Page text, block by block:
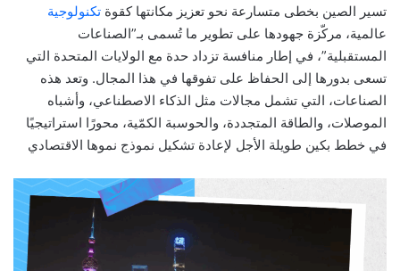
تسير الصين بخطى متسارعة نحو تعزيز مكانتها كقوة تكنولوجية
عالمية، مركّزة جهودها على تطوير ما تُسمى بـ”الصناعات
المستقبلية”، في إطار منافسة تزداد حدة مع الولايات المتحدة التي
تسعى بدورها إلى الحفاظ على تفوقها في هذا المجال. وتعد هذه
الصناعات، التي تشمل مجالات مثل الذكاء الاصطناعي، وأشباه
الموصلات، والطاقة المتجددة، والحوسبة الكمّية، محورًا استراتيجيًا
في خطط بكين طويلة الأجل لإعادة تشكيل نموذج نموها الاقتصادي